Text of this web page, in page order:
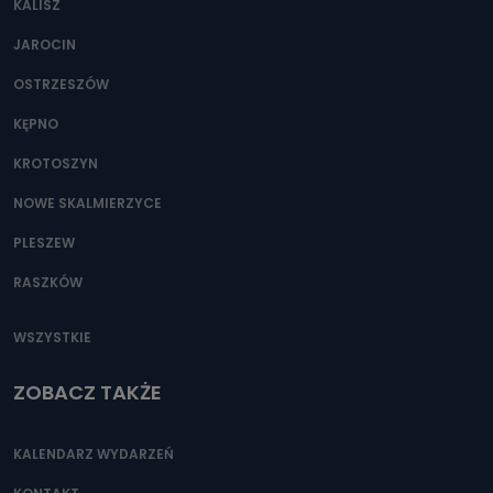
Można to zrobić pod numerem telefonu 62 735-51-05 lub
KALISZ
JAROCIN
OSTRZESZÓW
KĘPNO
KROTOSZYN
NOWE SKALMIERZYCE
PLESZEW
RASZKÓW
WSZYSTKIE
ZOBACZ TAKŻE
KALENDARZ WYDARZEŃ